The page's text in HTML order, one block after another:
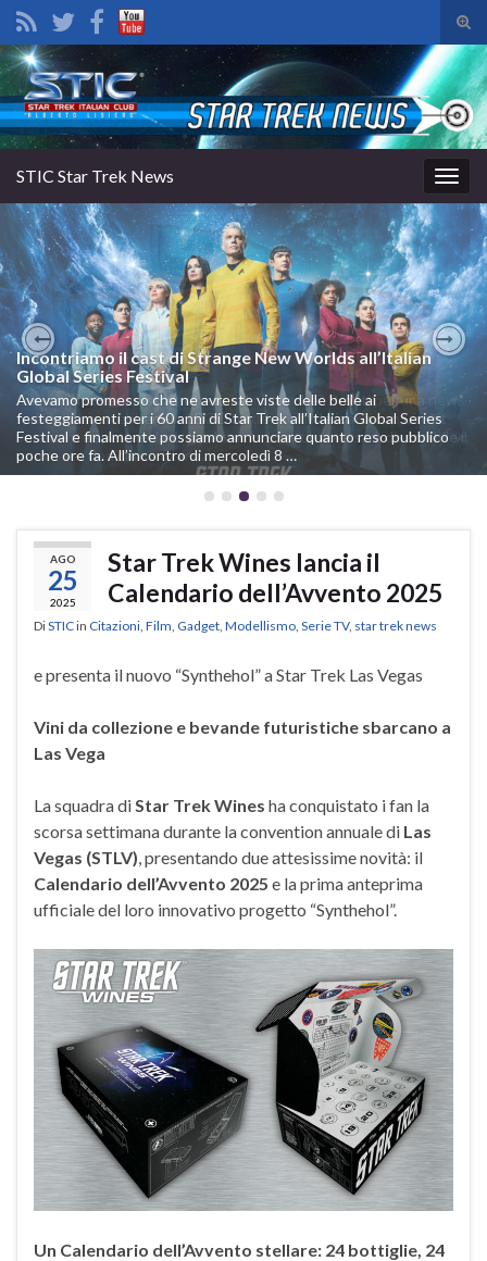
il
di
Search for:
la
STIC Star Trek News
Incontriamo il cast di Strange New Worlds all’Italian
Global Series Festival
Avevamo promesso che ne avreste viste delle belle ai
festeggiamenti per i 60 anni di Star Trek all’Italian Global Series
Festival e finalmente possiamo annunciare quanto reso pubblico
poche ore fa. All’incontro di mercoledì 8 …
Previous
AGO
25
2025
Star Trek Wines lancia il
Calendario dell’Avvento 2025
DiSTICin Citazioni Film Gadget Modellismo Serie TV, star trek news
e presenta il nuovo “Synthehol” a Star Trek Las Vegas
Vini da collezione e bevande futuristiche sbarcano a
Las Vega
La squadra di Star Trek Wines ha conquistato i fan la
scorsa settimana durante la convention annuale di Las
Vegas (STLV) , presentando due attesissime novità: il
Calendario dell’Avvento 2025 e la prima anteprima
ufficiale del loro innovativo progetto “Synthehol”.
Un Calendario dell’Avvento stellare: 24 bottiglie, 24